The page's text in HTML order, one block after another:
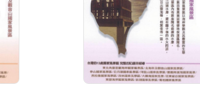
發行: 2012-11
導演: 休閒玩家旅遊網, 大地地理
旅遊雜誌社製作